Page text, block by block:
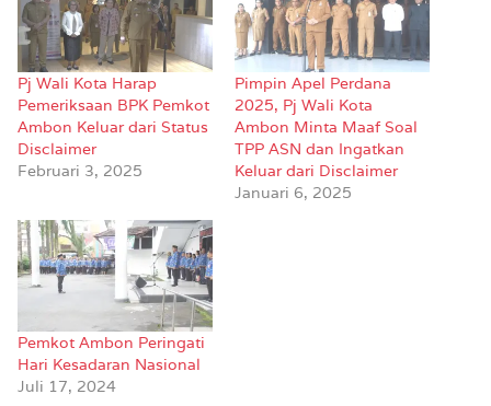
Pj Wali Kota Harap
Pemeriksaan BPK Pemkot
Ambon Keluar dari Status
Disclaimer
Februari 3, 2025
Pimpin Apel Perdana
2025, Pj Wali Kota
Ambon Minta Maaf Soal
TPP ASN dan Ingatkan
Keluar dari Disclaimer
Januari 6, 2025
Pemkot Ambon Peringati
Hari Kesadaran Nasional
Juli 17, 2024